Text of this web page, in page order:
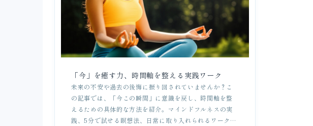
「今」を癒す力、時間軸を整える実践ワーク
未来の不安や過去の後悔に振り回されていませんか？こ
の記事では、「今この瞬間」に意識を戻し、時間軸を整
えるための具体的な方法を紹介。マインドフルネスの実
践、5分で試せる瞑想法、日常に取り入れられるワークな